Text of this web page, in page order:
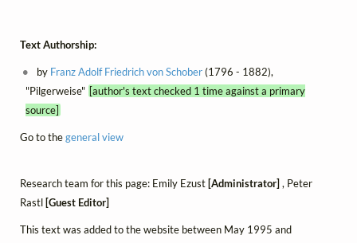
Text Authorship:
by Franz Adolf Friedrich von Schober(1796 - 1882),
"Pilgerweise" [author's text checked 1 time against a primary
source]
Go to thegeneral view
Research team for this page: Emily Ezust [Administrator] , Peter
Rastl [Guest Editor]
This text was added to the website between May 1995 and